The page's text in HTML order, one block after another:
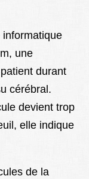
informatique
une
durant
cérébral.
devient trop
elle indique
de la